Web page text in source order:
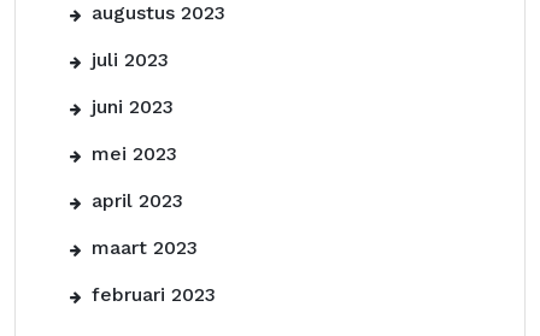
augustus 2023
juli 2023
juni 2023
mei 2023
april 2023
maart 2023
februari 2023